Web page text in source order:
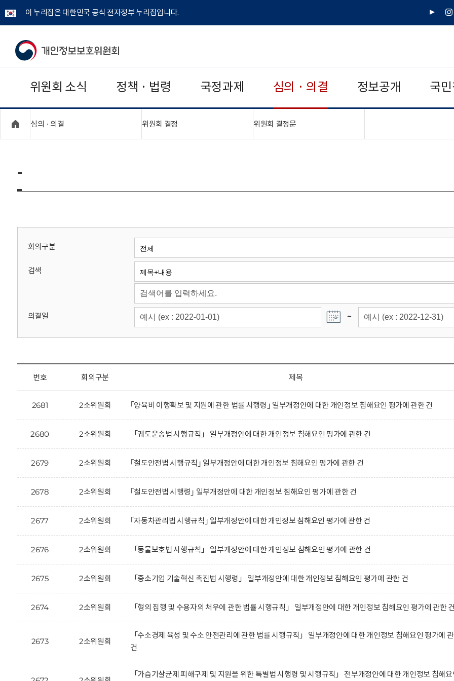
이 누리집은 대한민국 공식 전자정부 누리집입니다.
유
인
개
보
보
위
회
위원회 소식 정책 · 법령 국정과제 심의 · 의결 정보공개 국
심의 · 의결 위원회 결정 위원회 결정문"접기,펼치기"
-
회의구분
검색
의결일 ~
번호 회의구분 제목
2681 2소위원회 ｢양육비 이행확보 및 지원에 관한 법률 시행령｣ 일부개정안에 대한 개인정보 침해요인 평가에 관한 건
2680 2소위원회 「궤도운송법 시행규칙」 일부개정안에 대한 개인정보 침해요인 평가에 관한 건
2679 2소위원회 ｢철도안전법 시행규칙｣ 일부개정안에 대한 개인정보 침해요인 평가에 관한 건
2678 2소위원회 ｢철도안전법 시행령｣ 일부개정안에 대한 개인정보 침해요인 평가에 관한 건
2677 2소위원회 ｢자동차관리법 시행규칙｣ 일부개정안에 대한 개인정보 침해요인 평가에 관한 건
2676 2소위원회 「동물보호법 시행규칙」 일부개정안에 대한 개인정보 침해요인 평가에 관한 건
2675 2소위원회 「중소기업 기술혁신 촉진법 시행령」 일부개정안에 대한 개인정보 침해요인 평가에 관한 건
2674 2소위원회 「형의 집행 및 수용자의 처우에 관한 법률 시행규칙」 일부개정안에 대한 개인정보 침해요인 평가에 관한
2673 2소위원회
「수소경제 육성 및 수소 안전관리에 관한 법률 시행규칙」 일부개정안에 대한 개인정보 침해요인 평가에
건
「가습기살균제 피해구제 및 지원을 위한 특별법 시행령 및 시행규칙」 전부개정안에 대한 개인정보 침해